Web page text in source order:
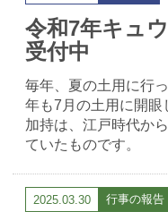
令和7年キュ
受付中
毎年、夏の土用に行
年も7月の土用に開眼
加持は、江戸時代か
ていたものです。
2025.03.30 行事の報告